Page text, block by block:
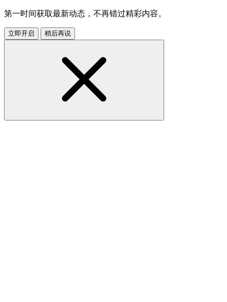
第一时间获取最新动态，不再错过精彩内容。
立即开启 稍后再说